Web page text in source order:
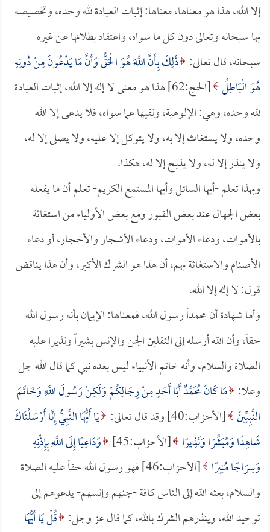
إلا الله، هذا هو معناها، معناها: إثبات العبادة لله وحده، وتخصيصه
بها سبحانه وتعالى دون كل ما سواه، واعتقاد بطلانها عن غيره
سبحانه، قال تعالى: ذَلِكَ بِأَنَّ اللَّهَ هُوَ الْحَقُّ وَأَنَّ مَا يَدْعُونَ مِنْ دُونِهِ
هُوَ الْبَاطِلُ
[الحج:62] هذا هو معنى لا إله إلا الله، إثبات العبادة
لله وحده، وهي: الإلوهية، ونفيها عما سواه، فلا يدعى إلا الله
وحده، ولا يستغاث إلا به، ولا يتوكل إلا عليه، ولا يصلى إلا له،
ولا ينذر إلا له، ولا يذبح إلا له، هكذا.
وبهذا تعلم -أيها السائل وأيها المستمع الكريم- تعلم أن ما يفعله
بعض الجهال عند بعض القبور ومع بعض الأولياء من استغاثة
بالأموات، ودعاء الأموات، ودعاء الأشجار والأحجار، أو دعاء
الأصنام والاستغاثة بهم، أن هذا هو الشرك الأكبر، وأن هذا يناقض
قول: لا إله إلا الله.
وأما شهادة أن محمداً رسول الله، فمعناها: الإيمان بأنه رسول الله
حقاً، وأن الله أرسله إلى الثقلين الجن والإنس بشيراً ونذيرا عليه
الصلاة والسلام، وأنه خاتم الأنبياء ليس بعده نبي كما قال الله جل
وعلا: مَا كَانَ مُحَمَّدٌ أَبَا أَحَدٍ مِنْ رِجَالِكُمْ وَلَكِنْ رَسُولَ اللَّهِ وَخَاتَمَ
النَّبِيِّينَ [الأحزاب:40] وقد قال تعالى:
يَا أَيُّهَا النَّبِيُّ إِنَّا أَرْسَلْنَاكَ
شَاهِدًا وَمُبَشِّرًا وَنَذِيرًا [الأحزاب:45]
وَدَاعِيًا إِلَى اللَّهِ بِإِذْنِهِ
وَسِرَاجًا مُنِيرًا
[الأحزاب:46] فهو رسول الله حقاً عليه الصلاة
والسلام، بعثه الله إلى الناس كافة -جنهم وإنسهم- يدعوهم إلى
توحيد الله، وينذرهم الشرك بالله، كما قال عز وجل: قُلْ يَا أَيُّهَا